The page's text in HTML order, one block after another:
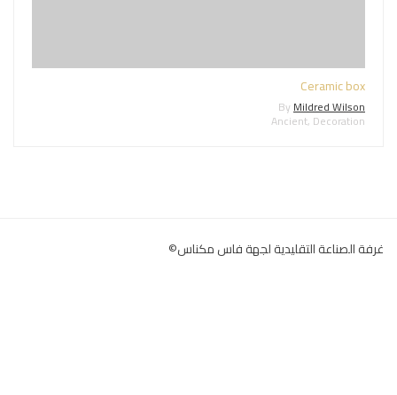
Ceramic box
ByMildred Wilson
Ancient, Decoration
غرفة الصناعة التقليدية لجهة فاس مكناس©